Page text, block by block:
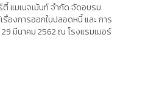
แมเนจเม้นท์ จำกัด จัดอบรม
องการออกใบปลอดหนี้ และ การ
มีนาคม 2562 ณ โรงแรมเมอร์